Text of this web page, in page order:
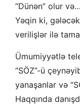
“Dünən” olur və…
Yəqin ki,
verilişlər ilə
Ümumiyyətlə
“SÖZ”-ü
yanaşanlar və
Haqqında